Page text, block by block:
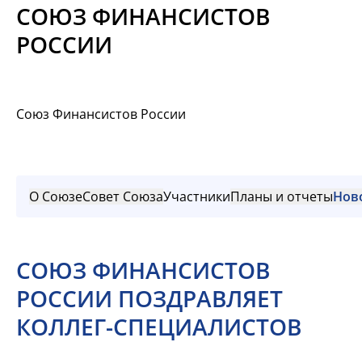
Материалы
СОЮЗ ФИНАНСИСТОВ
РОССИИ
Союз Финансистов России
О СоюзеСовет СоюзаУчастникиПланы и отчеты
СОЮЗ ФИНАНСИСТОВ
РОССИИ ПОЗДРАВЛЯЕТ
КОЛЛЕГ-СПЕЦИАЛИСТОВ